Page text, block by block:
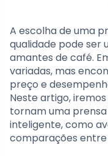
A escolha de uma
qualidade pode ser
amantes de café.
variadas, mas
preço e
Neste artigo,
tornam uma
inteligente, como
comparações